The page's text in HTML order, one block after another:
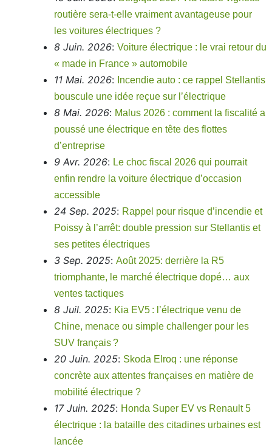
routière sera-t-elle vraiment avantageuse pour
les voitures électriques ?
8 Juin. 2026:Voiture électrique : le vrai retour du
« made in France » automobile
11 Mai. 2026: Incendie auto : ce rappel Stellantis
bouscule une idée reçue sur l’électrique
8 Mai. 2026: Malus 2026 : comment la fiscalité a
poussé une électrique en tête des flottes
d’entreprise
9 Avr. 2026: Le choc fiscal 2026 qui pourrait
enfin rendre la voiture électrique d’occasion
accessible
24 Sep. 2025: Rappel pour risque d’incendie et
Poissy à l’arrêt: double pression sur Stellantis et
ses petites électriques
3 Sep. 2025:Août 2025: derrière la R5
triomphante, le marché électrique dopé… aux
ventes tactiques
8 Juil. 2025: Kia EV5 : l’électrique venu de
Chine, menace ou simple challenger pour les
SUV français ?
20 Juin. 2025: Skoda Elroq : une réponse
concrète aux attentes françaises en matière de
mobilité électrique ?
17 Juin. 2025: Honda Super EV vs Renault 5
électrique : la bataille des citadines urbaines est
lancée